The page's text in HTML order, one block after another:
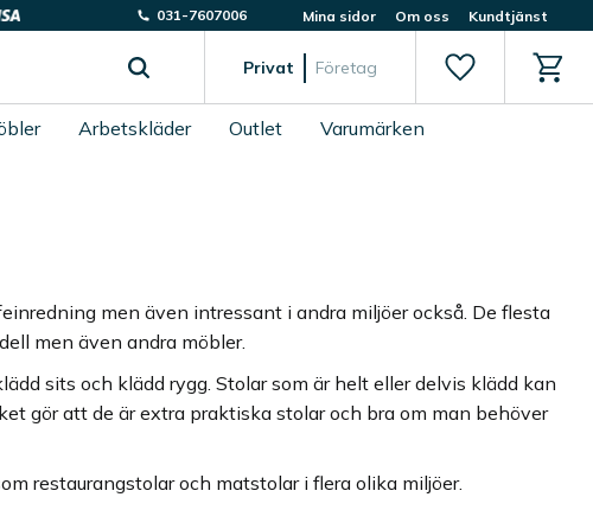
031-7607006 Mina sidor Om oss Kundtjänst
Privat Företag Favoriter
Arbetskläder Outlet Varumärken
men även intressant i andra miljöer också. De flesta
men även andra möbler.
sits och klädd rygg. Stolar som är helt eller delvis klädd kan
gör att de är extra praktiska stolar och bra om man behöver
restaurangstolar och matstolar i flera olika miljöer.